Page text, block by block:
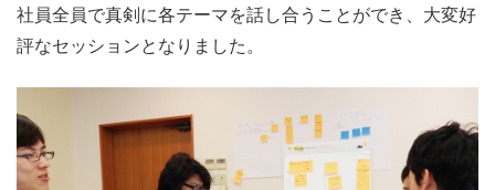
社員全員で真剣に各テーマを話し合うことができ、大変好
評なセッションとなりました。